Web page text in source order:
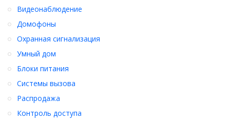
Видеонаблюдение
Домофоны
Охранная сигнализация
Умный дом
Блоки питания
Системы вызова
Распродажа
Контроль доступа